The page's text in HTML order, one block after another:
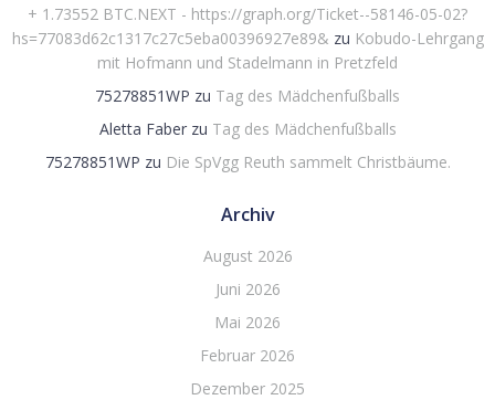
+ 1.73552 BTC.NEXT - https://graph.org/Ticket--58146-05-02?
hs=77083d62c1317c27c5eba00396927e89& zu Kobudo-Lehrgang
mit Hofmann und Stadelmann in Pretzfeld
75278851WP zu Tag des Mädchenfußballs
Aletta Faberzu Tag des Mädchenfußballs
75278851WP zu Die SpVgg Reuth sammelt Christbäume.
Archiv
August 2026
Juni 2026
Mai 2026
Februar 2026
Dezember 2025